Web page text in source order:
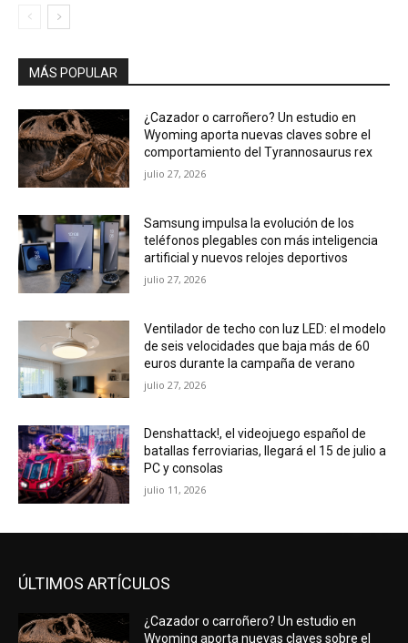
MÁS POPULAR
¿Cazador o carroñero? Un estudio en
Wyoming aporta nuevas claves sobre el
comportamiento del Tyrannosaurus rex
julio 27, 2026
Samsung impulsa la evolución de los
teléfonos plegables con más inteligencia
artificial y nuevos relojes deportivos
julio 27, 2026
Ventilador de techo con luz LED: el modelo
de seis velocidades que baja más de 60
euros durante la campaña de verano
julio 27, 2026
Denshattack!, el videojuego español de
batallas ferroviarias, llegará el 15 de julio a
PC y consolas
julio 11, 2026
ÚLTIMOS ARTÍCULOS
¿Cazador o carroñero? Un estudio en
Wyoming aporta nuevas claves sobre el